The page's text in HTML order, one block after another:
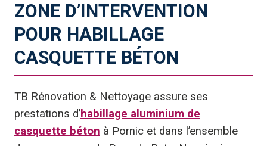
ZONE D’INTERVENTION
POUR HABILLAGE
CASQUETTE BÉTON
TB Rénovation & Nettoyage assure ses
prestations d’habillage aluminium de
casquette béton à Pornic et dans l’ensemble